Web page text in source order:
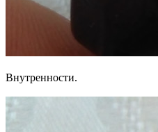
Внутренности.